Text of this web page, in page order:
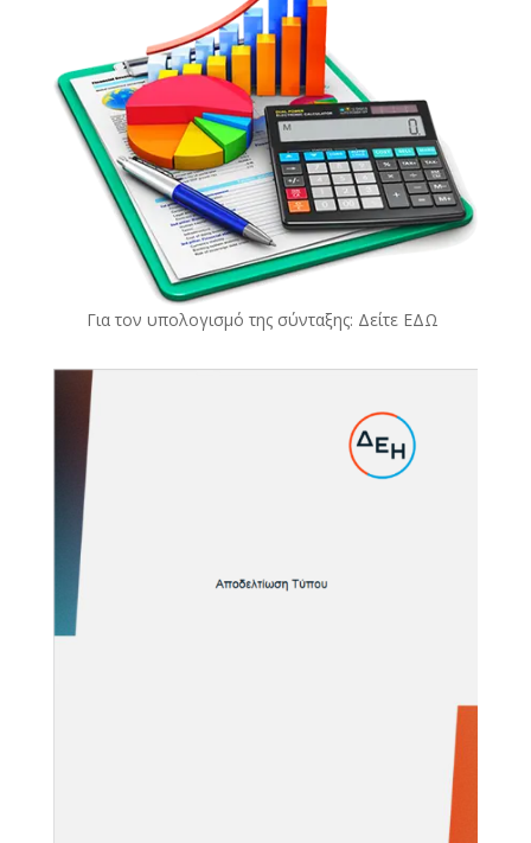
Για τον υπολογισμό της σύνταξης: Δείτε ΕΔΩ